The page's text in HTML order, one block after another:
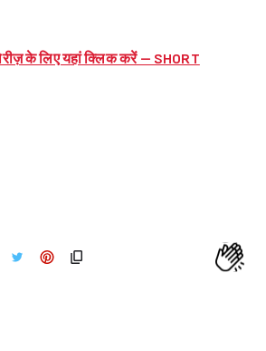
के लिए यहां क्लिक करें – SHORT